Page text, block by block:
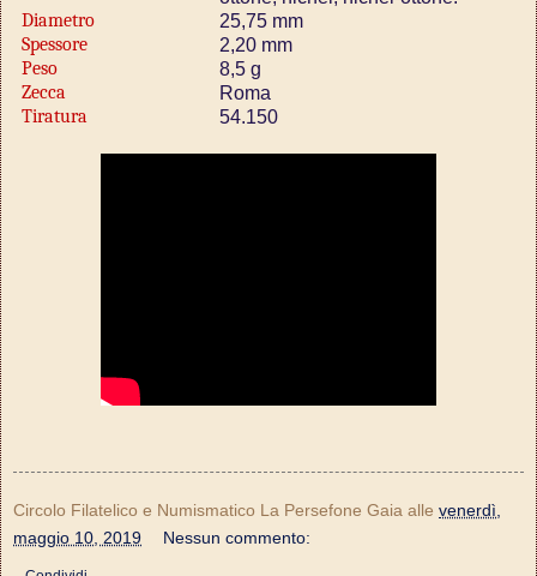
Diametro 25,75 mm
Spessore 2,20 mm
Peso 8,5 g
Zecca Roma
Tiratura 54.150
Circolo Filatelico e Numismatico La Persefone Gaia alle venerdì,
maggio 10, 2019
Nessun commento: